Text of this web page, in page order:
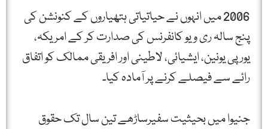
2006 میں انہوں نے حیاتیاتی ہتھیاروں کے کنونشن کی
پنج سالہ ری ویو کانفرنس کی صدارت کر کے امریکہ،
یورپی یونین، ایشیائی، لاطینی اور افریقی ممالک کو اتفاق
رائے سے فیصلے کرنے پر آمادہ کیا۔
جنیوا میں بحیثیت سفیرساڑھے تین سال تک حقوق